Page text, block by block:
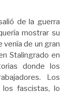
de la guerra
mostrar su
venía de un gran
Stalingrado en
donde los
Los
los fascistas, lo